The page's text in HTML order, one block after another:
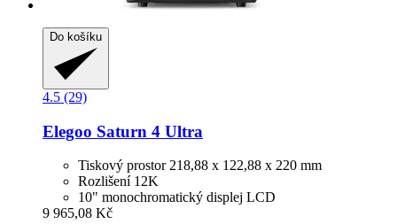
Do košíku
4.5 (29)
Elegoo Saturn 4 Ultra
Tiskový prostor 218,88 x 122,88 x 220 mm
Rozlišení 12K
10" monochromatický displej LCD
9 965,08 Kč